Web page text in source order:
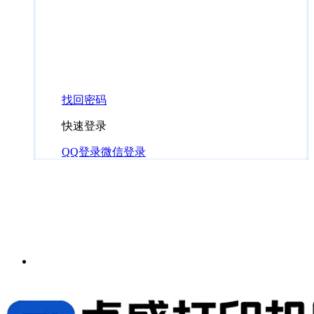
找回密码
快速登录
QQ登录微信登录